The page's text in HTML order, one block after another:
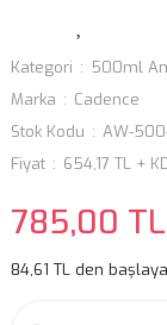
Kategori
500ml
Marka
Cadence
Stok Kodu
AW-
Fiyat
654,17 TL +
785,00 TL
84,61 TL den